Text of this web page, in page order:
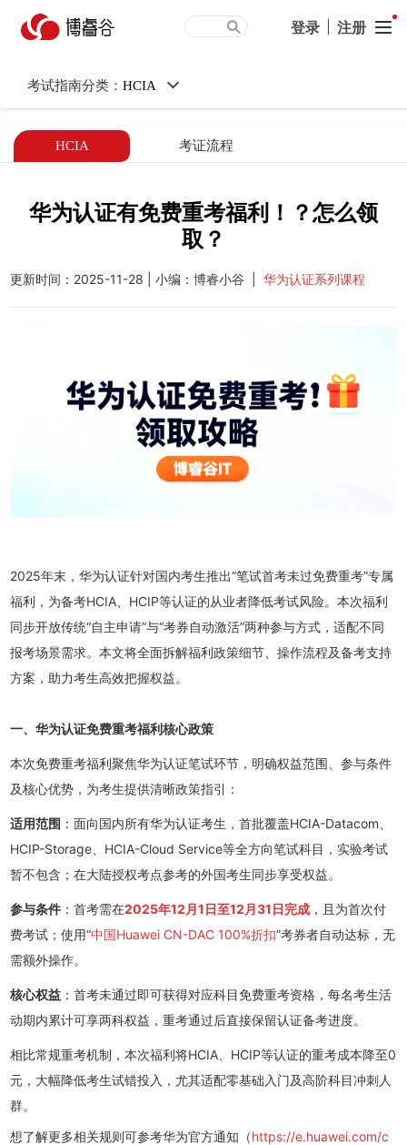
华为认证有免费重考福
利！？怎么领取？
登录 注册
考试指南分类： HCIA
HCIA 考证流程
华为认证有免费重考福利！？怎么领
取？
更新时间：2025-11-28 | 小编：博睿小谷 |华为认证系列课程
2025年末，华为认证针对国内考生推出“笔试首考未过免费重考”专属​
福利，为备考HCIA、HCIP等认证的从业者降低考试风险。本次福利
同步开放传统“自主申请”与“考券自动激活”两种参与方式，适配不同
报考场景需求。本文将全面拆解福利政策细节、操作流程及备考支持
方案，助力考生高效把握权益。
一、华为认证免费重考福利核心政策
本次免费重考福利聚焦华为认证笔试环节，明确权益范围、参与条件
及核心优势，为考生提供清晰政策指引：
适用范围 ：面向国内所有华为认证考生，首批覆盖HCIA-Datacom、
HCIP-Storage、HCIA-Cloud Service等全方向笔试科目，实验考试
暂不包含；在大陆授权考点参考的外国考生同步享受权益。
参与条件 ：首考需在2025年12月1日至12月31日完成 ，且为首次付
费考试；使用“中国Huawei CN-DAC 100%折扣”考券者自动达标，无
需额外操作。
核心权益 ：首考未通过即可获得对应科目免费重考资格，每名考生活
动期内累计可享两科权益，重考通过后直接保留认证备考进度。
相比常规重考机制，本次福利将HCIA、HCIP等认证的重考成本降至0
元，大幅降低考生试错投入，尤其适配零基础入门及高阶科目冲刺人
群。
想了解更多相关规则可参考华为官方通知（https://e.huawei.com/c